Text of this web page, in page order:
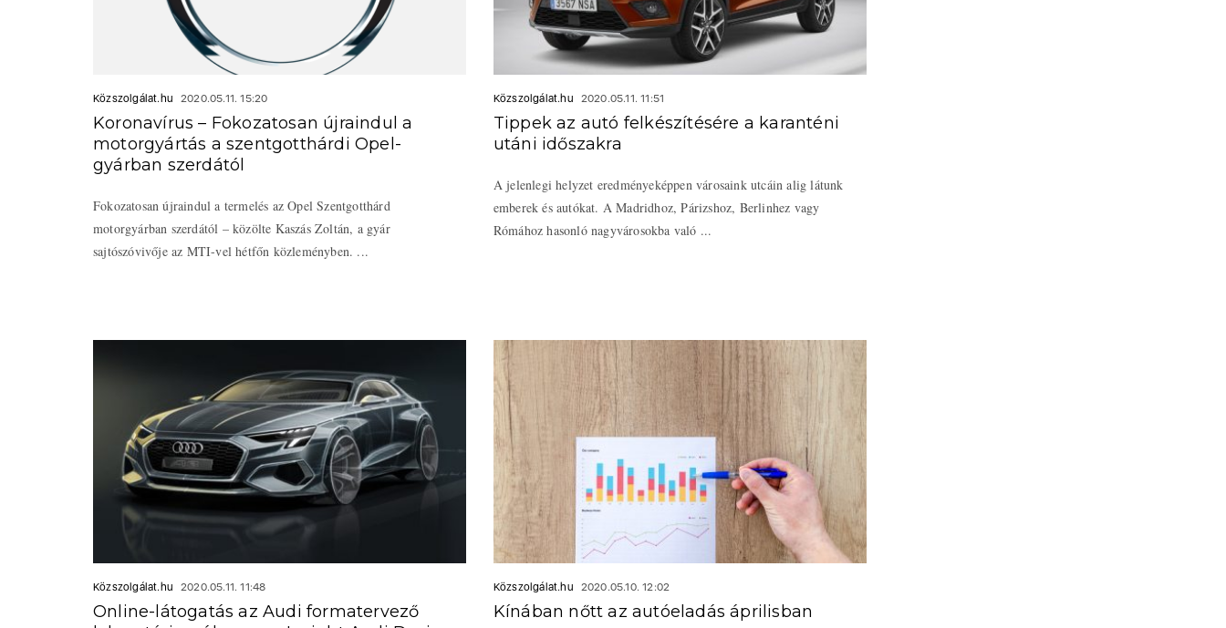
Közszolgálat.hu 2020.05.11. 15:20
Koronavírus – Fokozatosan újraindul a
motorgyártás a szentgotthárdi Opel-
gyárban szerdától
Fokozatosan újraindul a termelés az Opel Szentgotthárd
motorgyárban szerdától – közölte Kaszás Zoltán, a gyár
sajtószóvivője az MTI-vel hétfőn közleményben. ...
Közszolgálat.hu 2020.05.11. 11:51
Tippek az autó felkészítésére a karanténi
utáni időszakra
A jelenlegi helyzet eredményeképpen városaink utcáin alig látunk
emberek és autókat. A Madridhoz, Párizshoz, Berlinhez vagy
Rómához hasonló nagyvárosokba való ...
Közszolgálat.hu 2020.05.11. 11:48
Online-látogatás az Audi formatervező
Közszolgálat.hu 2020.05.10. 12:02
Kínában nőtt az autóeladás áprilisban